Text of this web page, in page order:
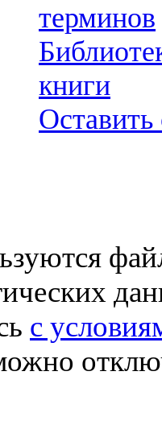
терминов
книги
Оставить
с